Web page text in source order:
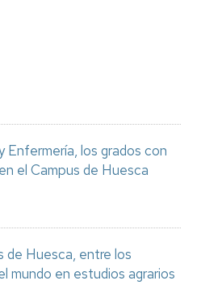
Enfermería, los grados con
el Campus de Huesca
de Huesca, entre los
mundo en estudios agrarios